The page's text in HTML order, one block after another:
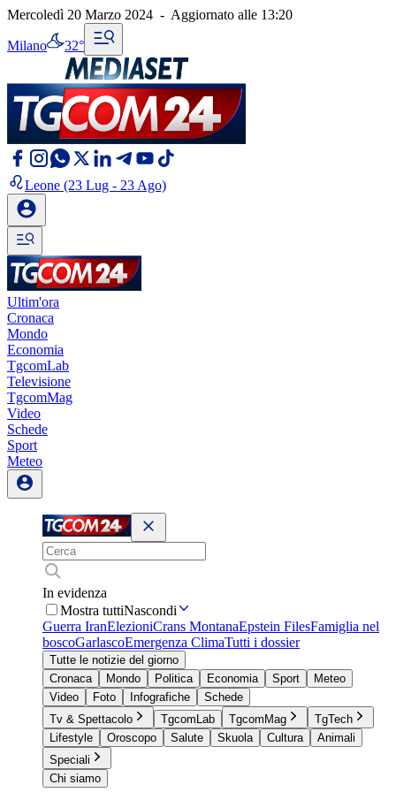
Mercoledì 20 Marzo 2024 - Aggiornato alle 13:20
Milano 32°
Leone (23 Lug - 23 Ago)
Ultim'ora
Cronaca
Mondo
Economia
TgcomLab
Televisione
TgcomMag
Video
Schede
Sport
Meteo
In evidenza
Mostra tuttiNascondi
Guerra IranElezioniCrans MontanaEpstein FilesFamiglia nel
boscoGarlascoEmergenza ClimaTutti i dossier
Tutte le notizie del giorno
Cronaca
Mondo Politica Economia Sport
Meteo
Video
Foto Infografiche
Schede
Tv & Spettacolo
TgcomLab TgcomMag
TgTech
Lifestyle
Oroscopo Salute Skuola Cultura
Animali
Speciali
Chi siamo